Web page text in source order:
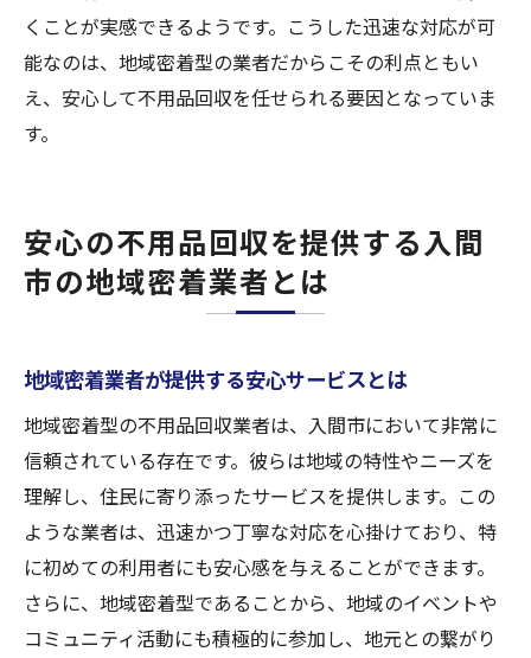
ト
入間市で口コミ評価の高い不用品回収業者
の見つけ方
口コミを頼りに安心の不用品回収業者を選
ぶ
安心して任せられる不用品回収業者の口コ
くことが実感できるようです。こうした迅速な対応が可
能なのは、地域密着型の業者だからこその利点ともい
え、安心して不用品回収を任せられる要因となっていま
す。
安心の不用品回収を提供する入間
市の地域密着業者とは
地域密着業者が提供する安心サービスとは
地域密着型の不用品回収業者は、入間市において非常に
信頼されている存在です。彼らは地域の特性やニーズを
理解し、住民に寄り添ったサービスを提供します。この
ような業者は、迅速かつ丁寧な対応を心掛けており、特
に初めての利用者にも安心感を与えることができます。
さらに、地域密着型であることから、地域のイベントや
コミュニティ活動にも積極的に参加し、地元との繋がり